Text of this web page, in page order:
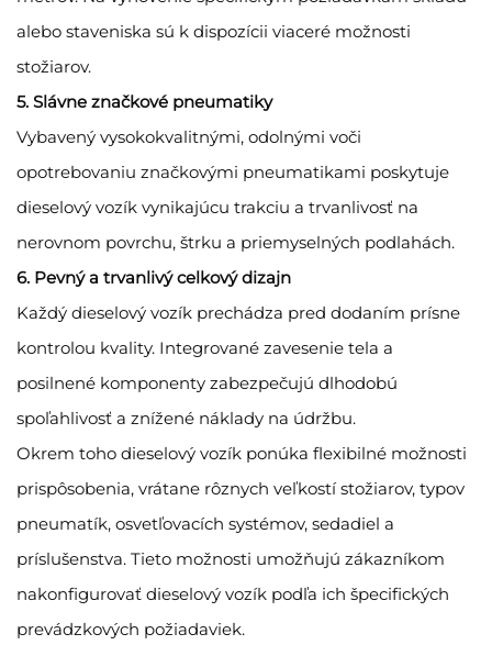
alebo staveniska sú k dispozícii viaceré možnosti
stožiarov.
5. Slávne značkové pneumatiky
Vybavený vysokokvalitnými, odolnými voči
opotrebovaniu značkovými pneumatikami poskytuje
dieselový vozík vynikajúcu trakciu a trvanlivosť na
nerovnom povrchu, štrku a priemyselných podlahách.
6. Pevný a trvanlivý celkový dizajn
Každý dieselový vozík prechádza pred dodaním prísne
kontrolou kvality. Integrované zavesenie tela a
posilnené komponenty zabezpečujú dlhodobú
spoľahlivosť a znížené náklady na údržbu.
Okrem toho dieselový vozík ponúka flexibilné možnosti
prispôsobenia, vrátane rôznych veľkostí stožiarov, typov
pneumatík, osvetľovacích systémov, sedadiel a
príslušenstva. Tieto možnosti umožňujú zákazníkom
nakonfigurovať dieselový vozík podľa ich špecifických
prevádzkových požiadaviek.